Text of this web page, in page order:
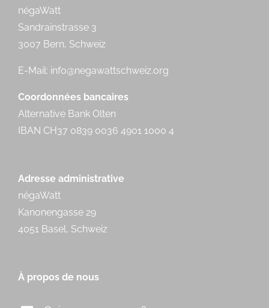
négaWatt
Sandrainstrasse 3
3007 Bern, Schweiz
E-Mail: info@negawattschweiz.org
Coordonnées bancaires
Alternative Bank Olten
IBAN CH37 0839 0036 4901 1000 4
Adresse administrative
négaWatt
Kanonengasse 29
4051 Basel, Schweiz
À propos de nous